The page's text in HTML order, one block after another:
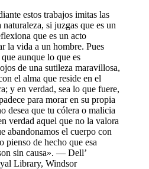
estos trabajos imitas las
si juzgas que es un
que es un acto
la vida a un hombre. Pues
aunque lo que es
de una sutileza maravillosa,
el alma que reside en el
y en verdad, sea lo que fuere,
para morar en su propia
desea que tu cólera o malicia
verdad aquel que no la valora
abandonamos el cuerpo con
pienso de hecho que esa
sin causa». — Dell’
Library, Windsor